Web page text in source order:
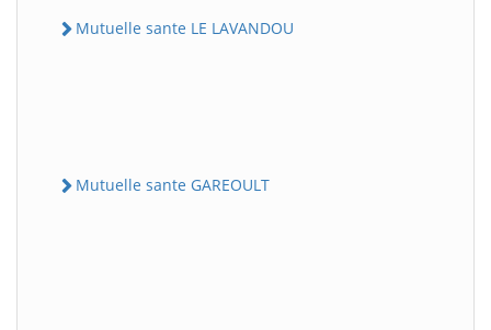
Mutuelle sante LE LAVANDOU
Mutuelle sante GAREOULT